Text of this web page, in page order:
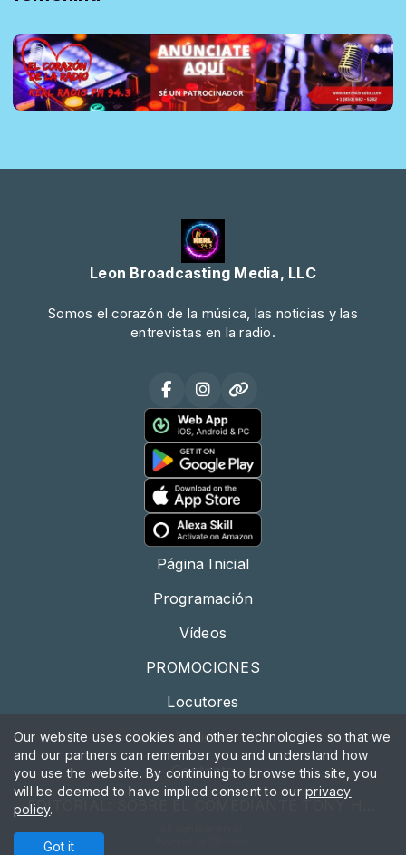
Leon Broadcasting Media, LLC
Somos el corazón de la música, las noticias y las
entrevistas en la radio.
Página Inicial
Programación
Vídeos
PROMOCIONES
Locutores
Noticias
Contacto
Our website uses cookies and other technologies so that we
and our partners can remember you and understand how
you use the website. By continuing to browse this site, you
will be deemed to have implied consent to ourprivacy
policy.
Got it